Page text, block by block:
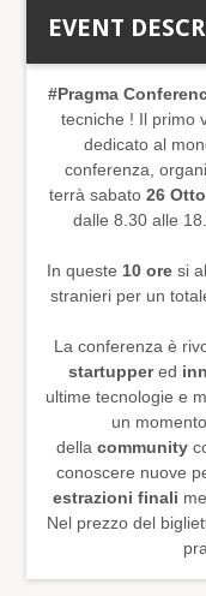
EVENT
#Pragma
tecniche ! Il primo
dedicato al
conferenza,
terrà sabato 26
dalle 8.30 alle
In queste 10 oresi
stranieri per un
La conferenza è
startuppered
ultime tecnologie e
un
della community
conoscere nuove
estrazioni finali
Nel prezzo del